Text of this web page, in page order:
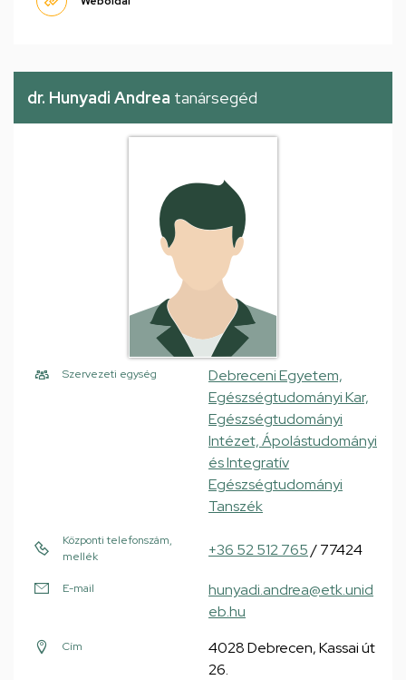
dr. Hunyadi Andrea tanársegéd
Szervezeti egység
Debreceni Egyetem,
Egészségtudományi Kar,
Egészségtudományi
Intézet, Ápolástudományi
és Integratív
Egészségtudományi
Tanszék
Központi telefonszám,
mellék
+36 52 512 765/ 77424
E-mail
hunyadi.andrea@etk.unid
eb.hu
Cím
4028 Debrecen, Kassai út
26.